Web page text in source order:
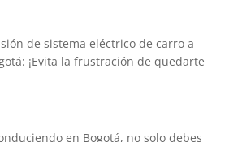
de sistema eléctrico de carro a
¡Evita la frustración de quedarte
en Bogotá, no solo debes